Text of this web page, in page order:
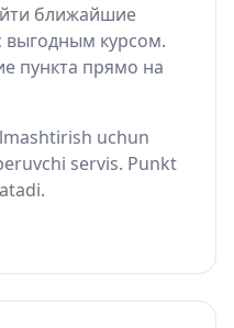
ближайшие
выгодным курсом.
пункта прямо на
uchun
servis. Punkt